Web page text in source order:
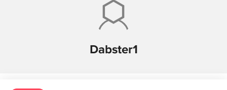
Dabster1